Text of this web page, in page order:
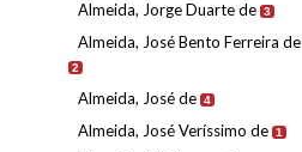
Almeida, Jorge Duarte de 3
Almeida, José Bento Ferreira de
2
Almeida, José de 4
Almeida, José Veríssimo de 1